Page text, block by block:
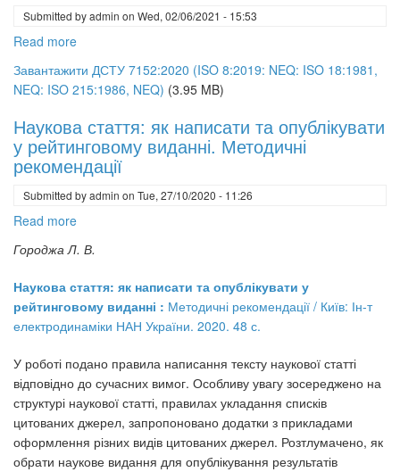
Submitted byadmin on Wed, 02/06/2021 - 15:53
Read more
7152:2020
(ISO
8:2019:
NEQ:
ISO
18:1981,
NEQ:
NEQ)
та
документація.
Видання.
публікацій
у
журналах
і
збірниках"
Завантажити ДСТУ 7152:2020 (ISO 8:2019: NEQ: ISO 18:1981,
NEQ: ISO 215:1986, NEQ) (3.95 MB)
Наукова стаття: як написати та опублікувати
у рейтинговому виданні. Методичні
рекомендації
Submitted byadmin on Tue, 27/10/2020 - 11:26
Read more
стаття:
у
рейтинговому
виданні.
Методичні
рекомендації
Городжа Л. В.
Наукова стаття: як написати та опублікувати у
рейтинговому виданні : Методичні рекомендації / Київ: Ін-т
електродинаміки НАН України. 2020. 48 с.
У роботі подано правила написання тексту наукової статті
відповідно до сучасних вимог. Особливу увагу зосереджено на
структурі наукової статті, правилах укладання списків
цитованих джерел, запропоновано додатки з прикладами
оформлення різних видів цитованих джерел. Розтлумачено, як
обрати наукове видання для опублікування результатів